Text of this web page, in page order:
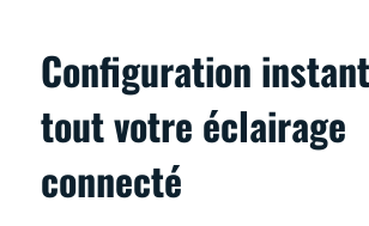
Configuration
tout votre éclairage
connecté